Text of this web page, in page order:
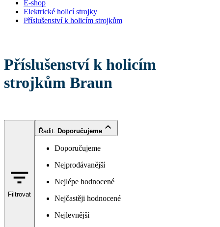
E-shop
Elektrické holicí strojky
Příslušenství k holicím strojkům
Příslušenství k holicím
strojkům Braun
Filtrovat
Řadit: Doporučujeme
Doporučujeme
Nejprodávanější
Nejlépe hodnocené
Nejčastěji hodnocené
Nejlevnější